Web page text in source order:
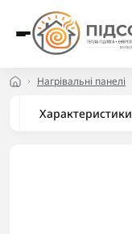
Нагрівальні панелі
Характеристики